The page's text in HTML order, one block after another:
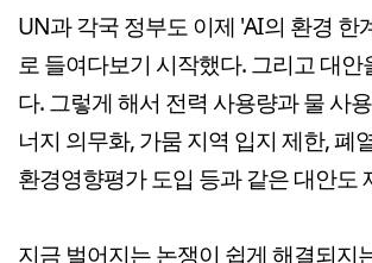
UN과 각국 정부도 이제 'AI의 환경 한
로 들여다보기 시작했다. 그리고 대안
다. 그렇게 해서 전력 사용량과 물 사
너지 의무화, 가뭄 지역 입지 제한, 폐
환경영향평가 도입 등과 같은 대안도
지금 벌어지는 논쟁이 쉽게 해결되지